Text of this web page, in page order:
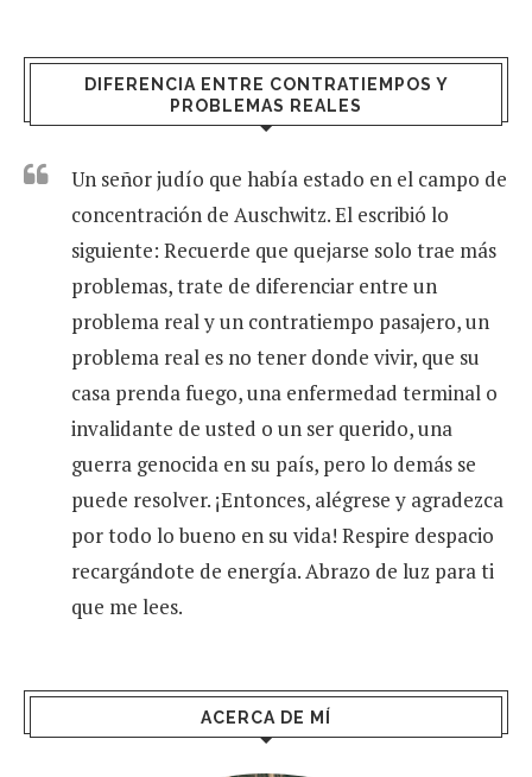
DIFERENCIA ENTRE CONTRATIEMPOS Y
PROBLEMAS REALES
Un señor judío que había estado en el campo de
concentración de Auschwitz. El escribió lo
siguiente: Recuerde que quejarse solo trae más
problemas, trate de diferenciar entre un
problema real y un contratiempo pasajero, un
problema real es no tener donde vivir, que su
casa prenda fuego, una enfermedad terminal o
invalidante de usted o un ser querido, una
guerra genocida en su país, pero lo demás se
puede resolver. ¡Entonces, alégrese y agradezca
por todo lo bueno en su vida! Respire despacio
recargándote de energía. Abrazo de luz para ti
que me lees.
ACERCA DE MÍ